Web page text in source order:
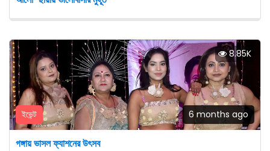
8.85K
ইভেন্ট 6 months ago
গঙ্গায় ভাসল ফ্যাশনের উৎসব